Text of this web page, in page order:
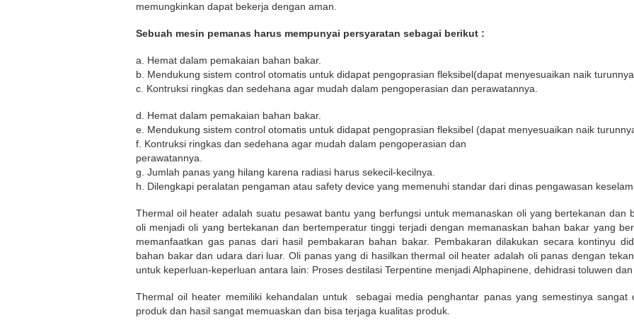
memungkinkan dapat bekerja dengan aman.
Sebuah mesin pemanas harus mempunyai persyaratan sebagai berikut :
a. Hemat dalam pemakaian bahan bakar.
b. Mendukung sistem control otomatis untuk didapat pengoprasian fleksibel(dapat menyesuaikan naik turunnya
c. Kontruksi ringkas dan sedehana agar mudah dalam pengoperasian dan perawatannya.
d. Hemat dalam pemakaian bahan bakar.
e. Mendukung sistem control otomatis untuk didapat pengoprasian fleksibel (dapat menyesuaikan naik
f. Kontruksi ringkas dan sedehana agar mudah dalam pengoperasian dan
perawatannya.
g. Jumlah panas yang hilang karena radiasi harus sekecil-kecilnya.
h. Dilengkapi peralatan pengaman atau safety device yang memenuhi standar dari dinas pengawasan
Thermal oil heater adalah suatu pesawat bantu yang berfungsi untuk memanaskan oli yang bertekanan dan
oli menjadi oli yang bertekanan dan bertemperatur tinggi terjadi dengan memanaskan bahan bakar yang
memanfaatkan gas panas dari hasil pembakaran bahan bakar. Pembakaran dilakukan secara kontinyu
bahan bakar dan udara dari luar. Oli panas yang di hasilkan thermal oil heater adalah oli panas dengan
untuk keperluan-keperluan antara lain: Proses destilasi Terpentine menjadi Alphapinene, dehidrasi toluwen
Thermal oil heater memiliki kehandalan untuk sebagai media penghantar panas yang semestinya sangat
produk dan hasil sangat memuaskan dan bisa terjaga kualitas produk.